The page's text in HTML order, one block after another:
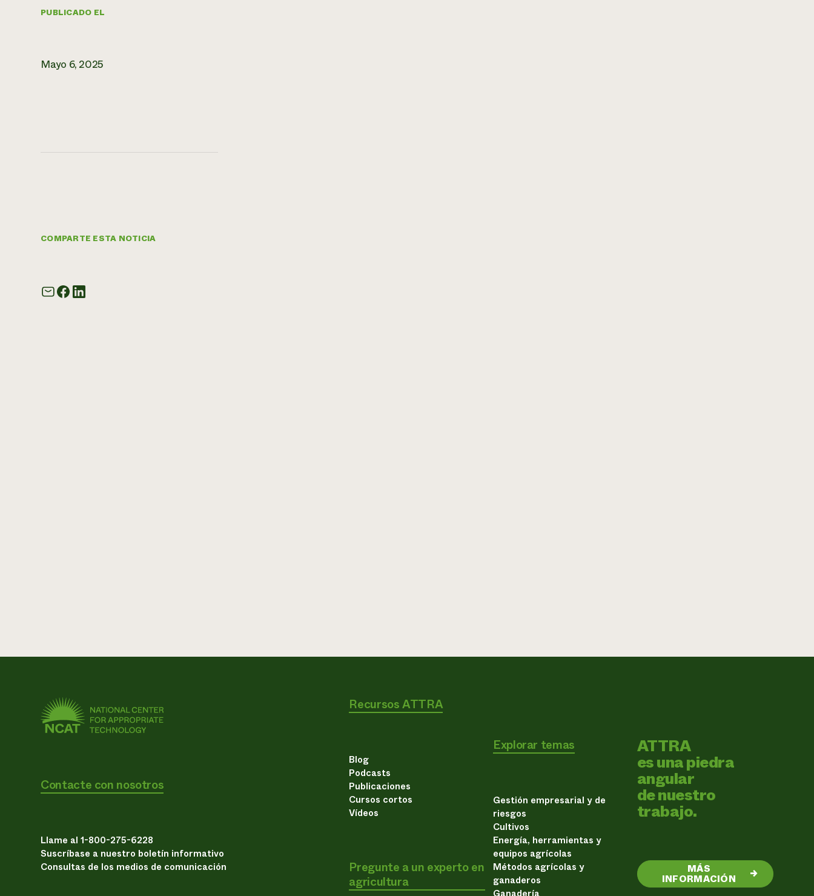
PUBLICADO EL
Mayo 6, 2025
COMPARTE ESTA NOTICIA
Contacte con nosotros
Llame al 1-800-275-6228
Suscríbase a nuestro boletín informativo
Consultas de los medios de comunicación
Recursos ATTRA
Blog
Podcasts
Publicaciones
Cursos cortos
Vídeos
Pregunte a un experto en
agricultura
Explorar temas
Gestión empresarial y de
riesgos
Cultivos
Energía, herramientas y
equipos agrícolas
Métodos agrícolas y
ganaderos
ATTRA
es una piedra
angular
de nuestro
trabajo.
MÁS
INFORMACIÓN →